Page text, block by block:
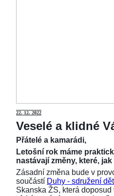
22. 12. 2022
Veselé a klidné
Přátelé a kamarádi,
Letošní rok máme
nastávají změny, které,
Zásadní změna bude v
součástí Duhy - sdružení
Skanska ŽS, která